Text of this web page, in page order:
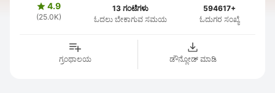
4.9
(25.0K)
13 ಗಂಟೆಗಳು
ಓದಲು ಬೇಕಾಗುವ ಸಮಯ
594617+
ಓದುಗರ ಸಂಖ್ಯೆ
ಗ್ರಂಥಾಲಯ ಡೌನ್ಲೋಡ್ ಮಾಡಿ